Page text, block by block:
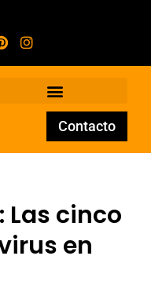
Contacto
Las cinco
en